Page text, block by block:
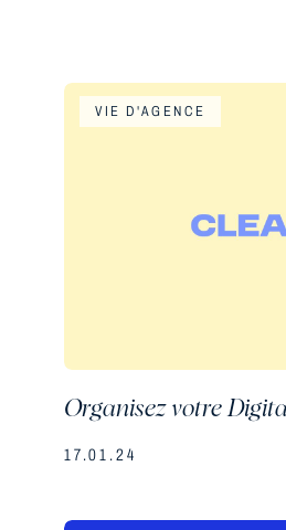
Organisez votre
VIE D'AGENCE
17.01.24